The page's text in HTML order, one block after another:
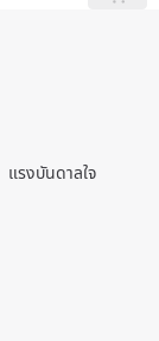
แรงบันดาลใจ